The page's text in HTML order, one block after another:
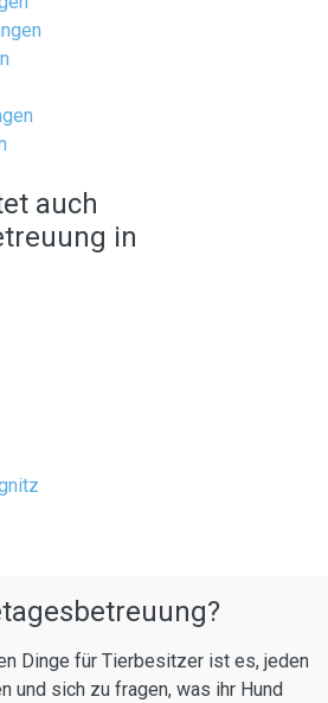
auch
in
Dinge für Tierbesitzer ist es, jeden
und sich zu fragen, was ihr Hund